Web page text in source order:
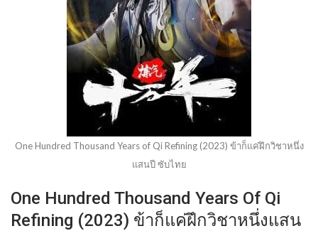
One Hundred Thousand Years of Qi Refining (2023) ข้าก็แค่ฝึกวิชาหนึ่ง
แสนปี ซับไทย
One Hundred Thousand Years Of Qi
Refining (2023) ข้าก็แค่ฝึกวิชาหนึ่งแสน